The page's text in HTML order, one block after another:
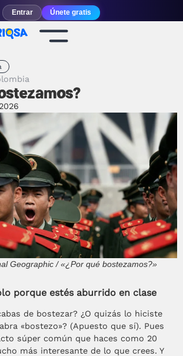
Entrar Únete gratis
Geographic / «¿Por qué bostezamos?»
porque estés aburrido en clase
de bostezar? ¿O quizás lo hiciste
«bostezo»? (Apuesto que sí). Pues
súper común que haces como 20
más interesante de lo que crees. Y